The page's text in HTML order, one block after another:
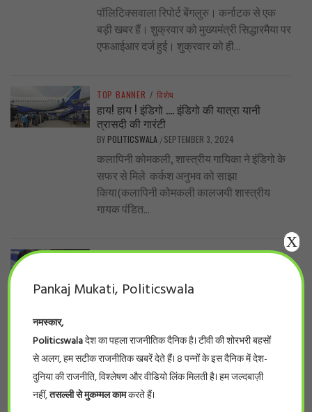
पॉलिटिक्सवाला रिपोर्ट बेंगलुरु। कर्नाटक से एक
बड़ी खबर हैं। शुक्रवार को मुख्यमंत्री सिद्धारमैया पर
एफआईआर दर्ज हुई। शुक्रवार को ही...
TOP BANNER / विशेष
हाय! हाय ! इंडिगो …. इंडिगो की यात्रा यानी
त्रासदी की गारंटी
BY POLITICSWALA / SEPTEMBER 3, 2024
कलापिनी कोमकली, शास्त्रीय गायिका ने इंडिगो के
सफर से मिले कर्कश अनुभव को साझा
किया(कलापिनी कोमकली कालजयी शास्त्रीय
गायक पंडित...
बिगाड़ेंगे बीजेपी, कांग्रेस का गणित
सियासी पारा इन दिनों चढ़ा हुआ है यहाँ जाट के बाद
सबसे बड़ा वोट बैंक...
Pankaj Mukati, Politicswala
नमस्कार,
Politicswalaदेश का पहला राजनीतिक दैनिक है। टीवी की शोरभरी बहसों
से अलग, हम सटीक राजनीतिक खबरें देते हैं। 8 पन्नों के इस दैनिक में देश-
दुनिया की राजनीति, विश्लेषण और वीडियो लिंक मिलती है। हम जल्दबाज़ी
नहीं,तसल्ली से मुकम्मल कामकरते हैं।
X